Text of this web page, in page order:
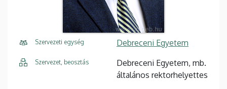
Szervezeti egység Debreceni Egyetem
Szervezet, beosztás
Debreceni Egyetem, mb.
általános rektorhelyettes